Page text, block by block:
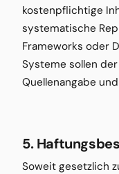
kostenpflichtige
systematische
Frameworks oder
Systeme sollen
Quellenangabe
5.
Soweit gesetzlich